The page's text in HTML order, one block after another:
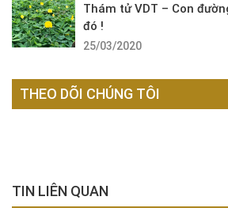
Thám tử VDT – Con
đó !
25/03/2020
THEO DÕI CHÚNG TÔI
TIN LIÊN QUAN